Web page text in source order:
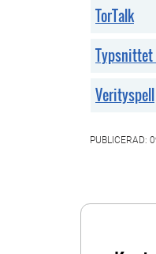
TorTalk
Typsnittet
Verityspell
PUBLICERAD: